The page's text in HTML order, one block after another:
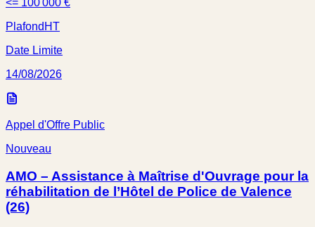
Plafond HT
Date Limite
14/08/2026
Appel d'Offre Public
Nouveau
AMO – Assistance à Maîtrise d'Ouvrage pour la
réhabilitation de l’Hôtel de Police de Valence
(26)